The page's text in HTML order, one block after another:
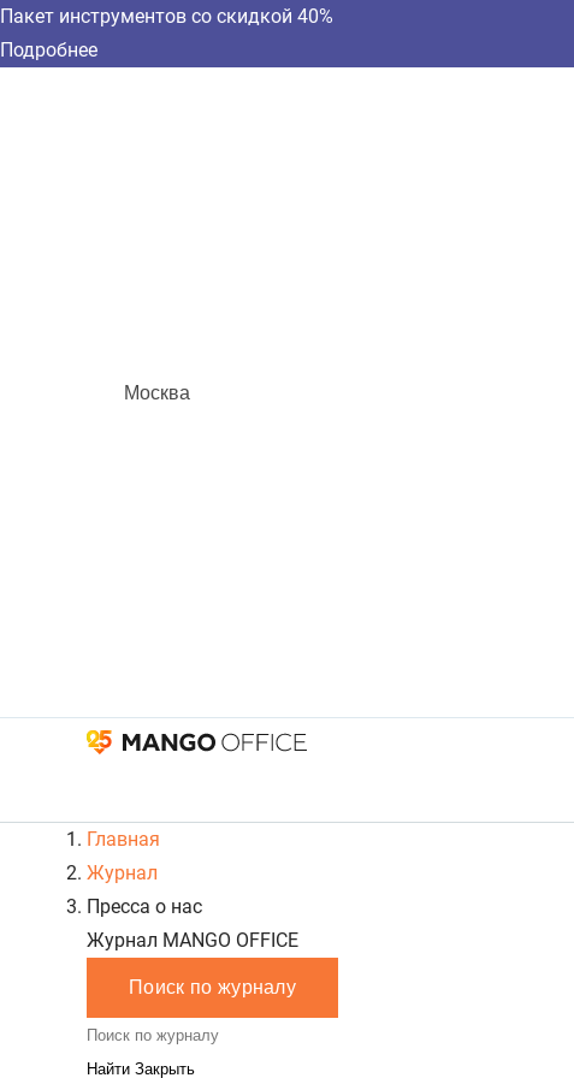
Пакет инструментов со скидкой 40%
Подробнее
Москва
Главная
Журнал
Пресса о нас
Журнал MANGO OFFICE
Поиск по журналу
Закрыть